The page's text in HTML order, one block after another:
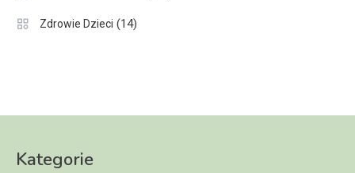
Zdrowie Dzieci (14)
Kategorie